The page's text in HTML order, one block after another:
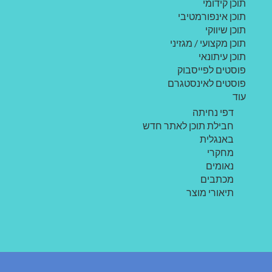
תוכן קידומי
תוכן אינפורמטיבי
תוכן שיווקי
תוכן מקצועי / מגזיני
תוכן עיתונאי
פוסטים לפייסבוק
פוסטים לאינסטגרם
עוד
דפי נחיתה
חבילת תוכן לאתר חדש
באנגלית
מחקרי
נאומים
מכתבים
תיאורי מוצר